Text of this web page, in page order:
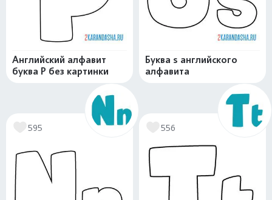
Английский алфавит
буква P без картинки
Буква s английского
алфавита
595 556